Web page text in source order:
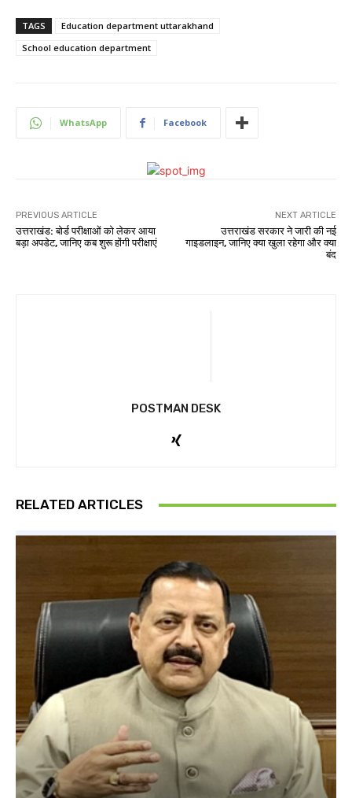
TAGS
Education department uttarakhand
School education department
WhatsApp Facebook
PREVIOUS ARTICLE
उत्तराखंड: बोर्ड परीक्षाओं को लेकर आया
बड़ा अपडेट, जानिए कब शुरू होंगी परीक्षाएं
NEXT ARTICLE
उत्तराखंड सरकार ने जारी की नई
गाइडलाइन, जानिए क्या खुला रहेगा और क्या
बंद
POSTMAN DESK
RELATED ARTICLES